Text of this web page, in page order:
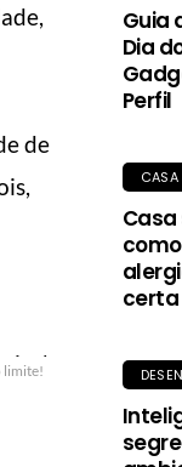
de
limite!
Guia
Dia
Perfil
certa